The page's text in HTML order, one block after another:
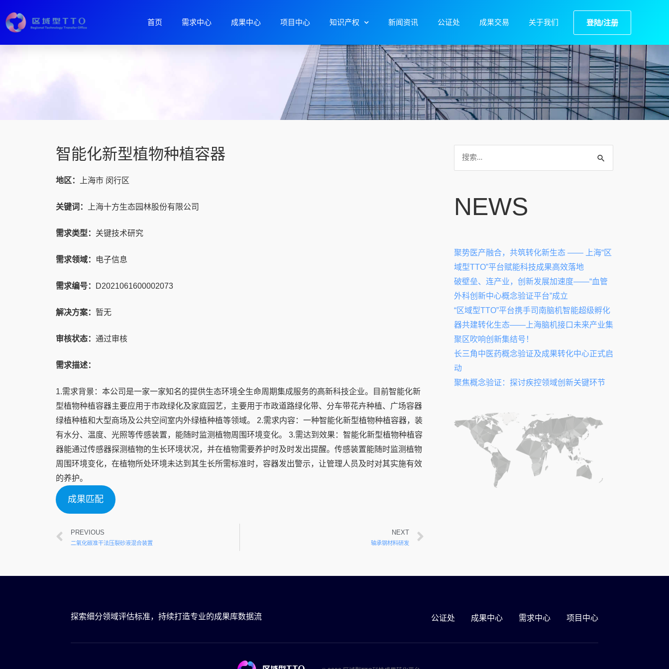
首页 需求中心 成果中心 项目中心 知识产权 新闻资讯 公证处 成果交易 关于我们 登陆/注册
智能化新型植物种植容器
地区： 上海市 闵行区
关键词： 上海十方生态园林股份有限公司
需求类型： 关键技术研究
需求领域： 电子信息
需求编号： D2021061600002073
解决方案： 暂无
审核状态： 通过审核
需求描述：
1.需求背景：本公司是一家一家知名的提供生态环境全生命周期集成服务的高新科技企业。目前智能化新
型植物种植容器主要应用于市政绿化及家庭园艺，主要用于市政道路绿化带、分车带花卉种植、广场容器
绿植种植和大型商场及公共空间室内外绿植种植等领域。 2.需求内容：一种智能化新型植物种植容器，装
有水分、温度、光照等传感装置，能随时监测植物周围环境变化。 3.需达到效果：智能化新型植物种植容
器能通过传感器探测植物的生长环境状况，并在植物需要养护时及时发出提醒。传感装置能随时监测植物
周围环境变化，在植物所处环境未达到其生长所需标准时，容器发出警示，让管理人员及时对其实施有效
的养护。
成果匹配
PREVIOUS
二氧化碳准干法压裂砂液混合装置
NEXT
轴承钢材料研发
NEWS
聚势医产融合，共筑转化新生态 —— 上海“区
域型TTO”平台赋能科技成果高效落地
破壁垒、连产业，创新发展加速度——“血管
外科创新中心概念验证平台”成立
“区域型TTO”平台携手司南脑机智能超级孵化
器共建转化生态——上海脑机接口未来产业集
聚区吹响创新集结号！
长三角中医药概念验证及成果转化中心正式启
动
聚焦概念验证：探讨疾控领域创新关键环节
探索细分领域评估标准，持续打造专业的成果库数据流 公证处 成果中心 需求中心 项目中心